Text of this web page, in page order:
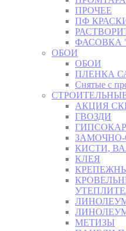
ПРОЧЕЕ
ПФ
ФАСОВКА
ОБОИ
ОБОИ
ПЛЕНКА
Снятые с
АКЦИЯ
ГВОЗДИ
КИСТИ,
КЛЕЯ
МЕТИЗЫ